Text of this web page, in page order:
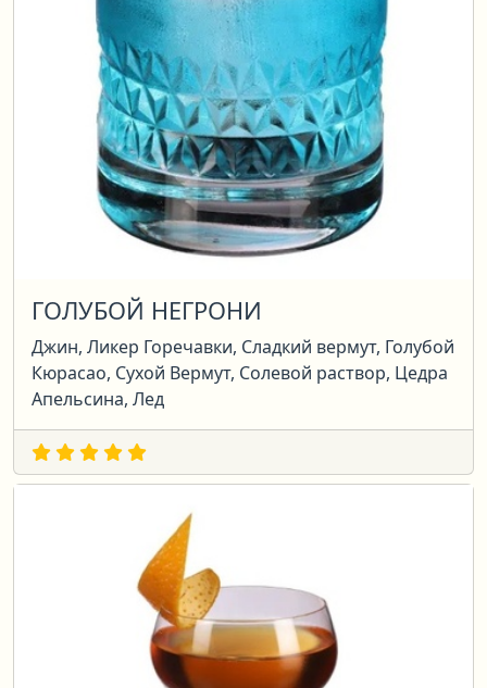
ГОЛУБОЙ НЕГРОНИ
Джин, Ликер Горечавки, Сладкий вермут, Голубой
Кюрасао, Сухой Вермут, Солевой раствор, Цедра
Апельсина, Лед